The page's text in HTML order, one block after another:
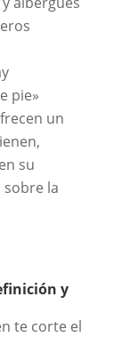
pie»
un
su
sobre la
y
te corte el